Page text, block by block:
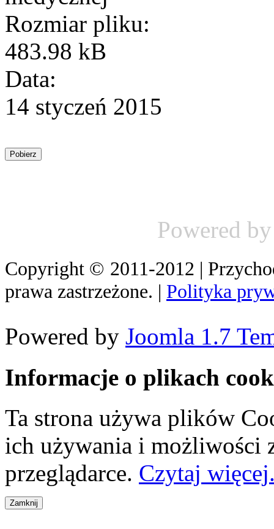
Rozmiar pliku:
483.98 kB
Data:
14 styczeń 2015
Powered
Copyright © 2011-2012 |
prawa zastrzeżone. | Polityka
Powered by Joomla 1.7
Informacje o plikach
Ta strona używa plików
ich używania i możliwości
przeglądarce. Czytaj